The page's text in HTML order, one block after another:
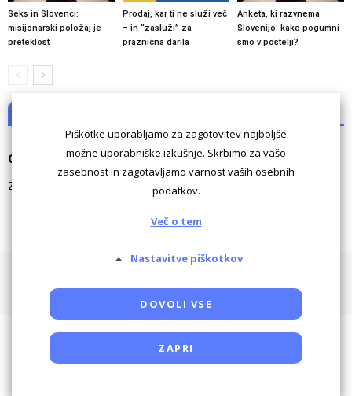
Seks in Slovenci:
misijonarski položaj je
preteklost
Prodaj, kar ti ne služi več
– in “zasluži” za
praznična darila
Anketa, ki razvnema
Slovenijo: kako pogumni
smo v postelji?
Odgovori
Za komentiranje morate bitiprijavljeni
Piškotke uporabljamo za zagotovitev najboljše
možne uporabniške izkušnje. Skrbimo za vašo
zasebnost in zagotavljamo varnost vaših osebnih
podatkov.
Več o tem
Nastavitve piškotkov
DOVOLI VSE
ZAPRI